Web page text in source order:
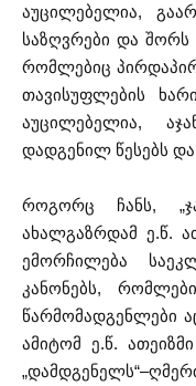
აუცილებელია,
საზღვრები და
რომლებიც
თავისუფლების
აუცილებელია,
დადგენილ წესებს და
როგორც ჩანს,
ახალგაზრდამ ე.წ.
ემორჩილება
კანონებს,
წარმომადგენლები
ამიტომ ე.წ.